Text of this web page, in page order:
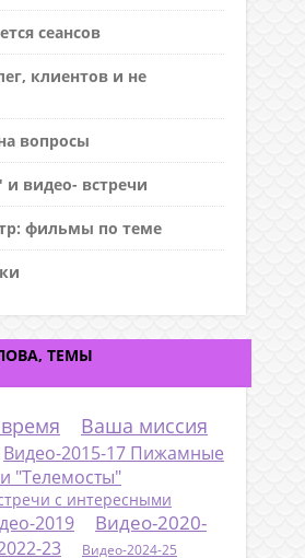
сеансов
клиентов и не
вопросы
видео- встречи
фильмы по теме
ТЕМЫ
Ваша миссия
Видео-2015-17 Пижамные
"Телемосты"
с интересными
2019
Видео-2020-
23 Видео-2024-25